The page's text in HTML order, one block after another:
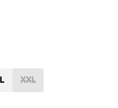
XXL